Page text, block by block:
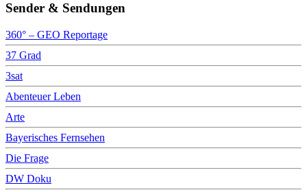
Sender & Sendungen
360° – GEO Reportage
37 Grad
3sat
Abenteuer Leben
Arte
Bayerisches Fernsehen
Die Frage
DW Doku